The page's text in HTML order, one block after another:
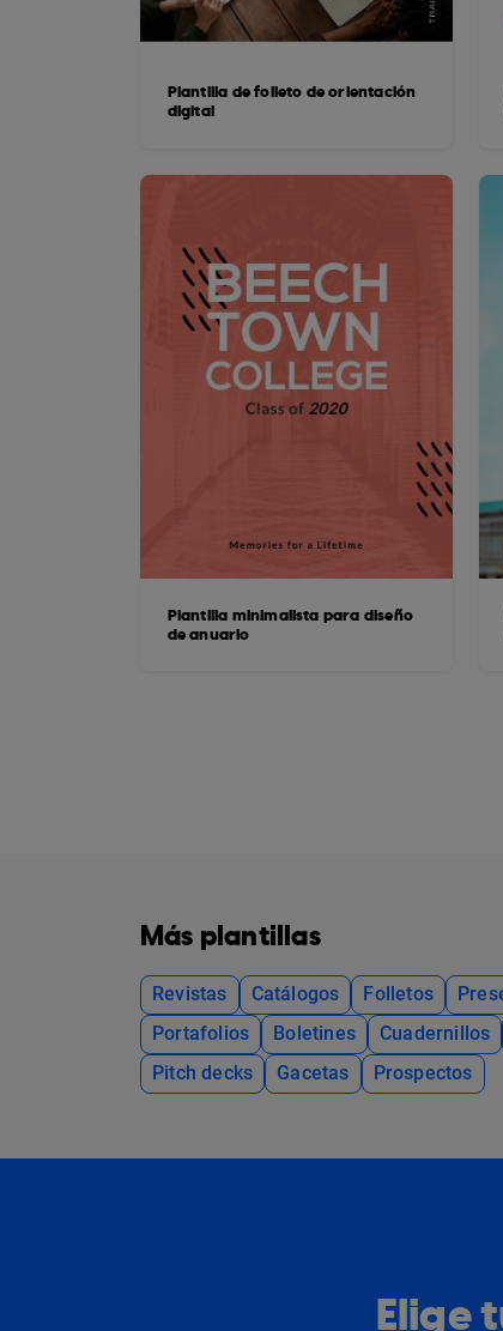
Plantilla de folleto de orientación
digital
Plantilla minimalista para diseño
de anuario
Más plantillas
Revistas Catálogos Folletos
Portafolios
Boletines Cuadernillos
Pitch decks
Gacetas Prospectos
Elige